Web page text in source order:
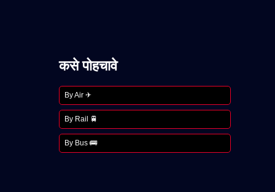
कसे पोहचावे
By Air ✈
By Rail 🚆
By Bus 🚌